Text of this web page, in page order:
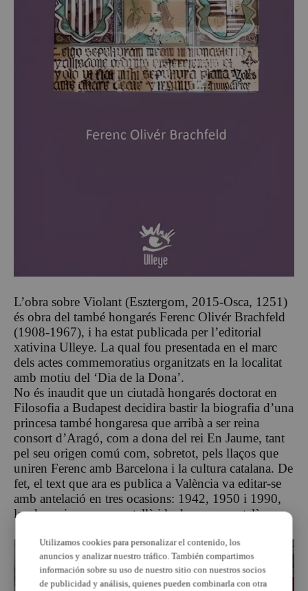
L’obra sobre Violant (Esztergom, 2015-Osca, 1251)
és obra del també hongarés Ferenc Olivér Brachfeld
(1908-1967), i ha estat publicada per l’editorial
xativina Ulleye. La qual fou presentada en el marc
dels actes commemoratius organitzats en la localitat
amb motiu del ‘Dia de la Dona’.
No és inaudit que un ciutadà hongarés doctorat en
Filosofia a Budapest decidira bastir la biografia d’una
princesa també hongaresa que arribà a ser reina
consort d’Aragó, com a dona del rei En Jaume, tant
pel seu origen comú com, sobretot, pels llaços que
uniren Ferenc amb Barcelona i la cultura catalana. De
fet, el text que ara es publica a València va editar-se
amb antelació en tres ocasions: 1942, 1950 i 1990,
les dos primeres en castellà i la darrera en català.
Utilizamos cookies para personalizar el contenido, los
anuncios y analizar nuestro tráfico. También compartimos
información sobre su uso de nuestro sitio con nuestros socios
de publicidad y análisis, quienes pueden combinarla con otra